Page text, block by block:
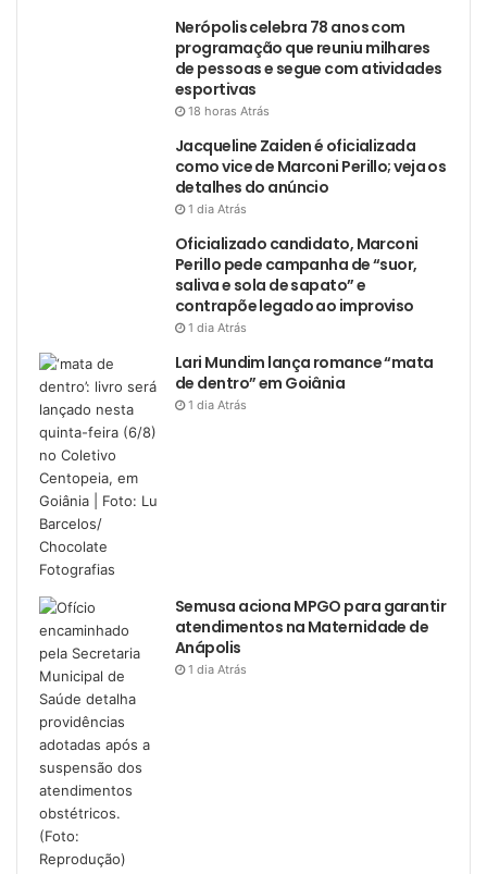
Nerópolis celebra 78 anos com
programação que reuniu milhares
de pessoas e segue com atividades
esportivas
18 horas Atrás
Jacqueline Zaiden é oficializada
como vice de Marconi Perillo; veja os
detalhes do anúncio
1 dia Atrás
Oficializado candidato, Marconi
Perillo pede campanha de “suor,
saliva e sola de sapato” e
contrapõe legado ao improviso
1 dia Atrás
Lari Mundim lança romance “mata
de dentro” em Goiânia
1 dia Atrás
Semusa aciona MPGO para garantir
atendimentos na Maternidade de
Anápolis
1 dia Atrás